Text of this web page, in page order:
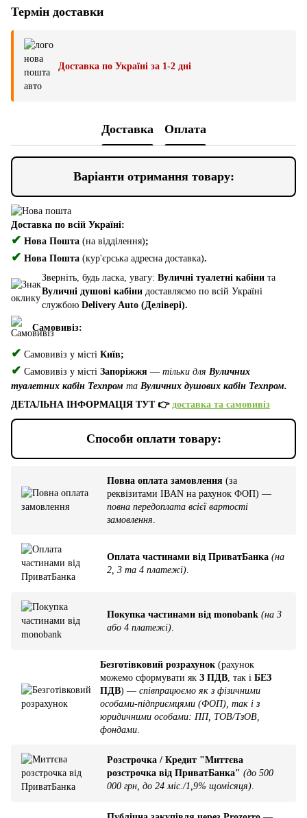
Термін доставки
Доставка по Україні за 1-2 дні
Доставка Оплата
Варіанти отримання товару:
Доставка по всій Україні:
✔ Нова Пошта (на відділення);
✔ Нова Пошта (кур'єрська адресна доставка).
Зверніть, будь ласка, увагу: Вуличні туалетні кабіни та
Вуличні душові кабіни доставляємо по всій Україні
службою Delivery Auto (Делівері).
Самовивіз:
✔ Самовивіз у місті Київ;
✔ Самовивіз у місті Запоріжжя — тільки для Вуличних
туалетних кабін Техпром та Вуличних душових кабін Техпром.
ДЕТАЛЬНА ІНФОРМАЦІЯ ТУТ 👉 доставка та самовивіз
Способи оплати товару:
Повна оплата замовлення (за
реквізитами IBAN на рахунок ФОП) —
повна передоплата всієї вартості
замовлення
Оплата частинами від ПриватБанка (на
2, 3 та 4 платежі)
Покупка частинами від monobank (на 3
або 4 платежі)
Безготівковий розрахунок (рахунок
можемо сформувати як З ПДВ , так і БЕЗ
ПДВ) — співпрацюємо як з фізичними
особами-підприємцями (ФОП), так і з
юридичними особами: ПП, ТОВ/ТзОВ,
фондами
Розстрочка / Кредит "Миттєва
розстрочка від ПриватБанка" (до 500
000 грн, до 24 міс./1,9% щомісяця).